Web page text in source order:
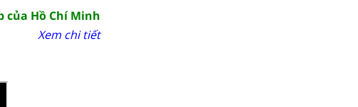
của Hồ Chí Minh
Xem chi tiết